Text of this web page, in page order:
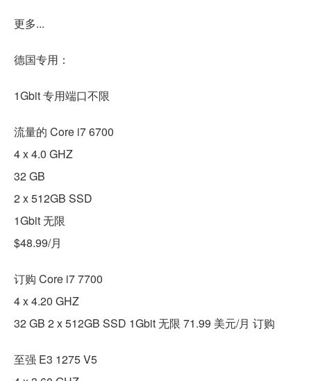
更多...
德国专用：
1Gbit 专用端口不限
流量的 Core i7 6700
4 x 4.0 GHZ
32 GB
2 x 512GB SSD
1Gbit 无限
$48.99/月
订购 Core i7 7700
4 x 4.20 GHZ
32 GB 2 x 512GB SSD 1Gbit 无限 71.99 美元/月 订购
至强 E3 1275 V5